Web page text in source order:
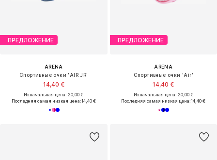
ПРЕДЛОЖЕНИЕ
ARENA
Спортивные очки 'AIR JR'
14,40 €
Изначальная цена: 20,00 €
Последняя самая низкая цена:14,40 €
ПРЕДЛОЖЕНИЕ
ARENA
Спортивные очки 'Air'
14,40 €
Изначальная цена: 20,00 €
Последняя самая низкая цена:14,40 €